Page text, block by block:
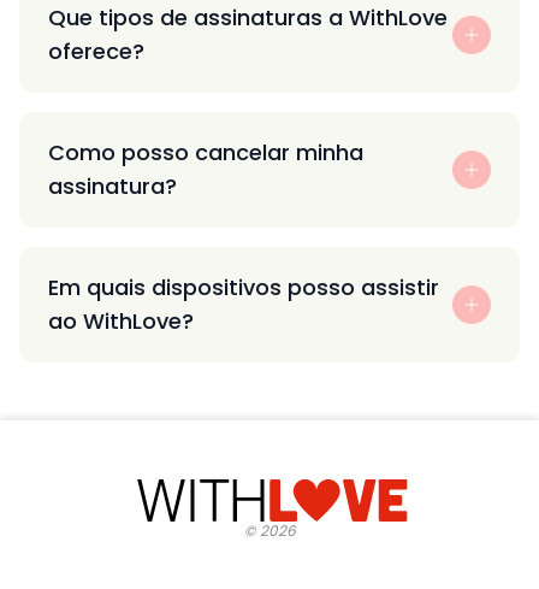
Que tipos de assinaturas a WithLove
oferece?
Como posso cancelar minha
assinatura?
Em quais dispositivos posso assistir
ao WithLove?
©2026